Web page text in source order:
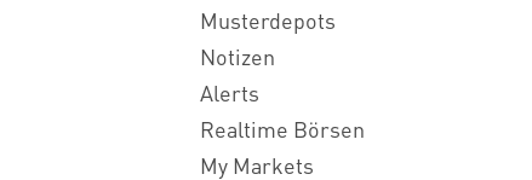
Musterdepots
Notizen
Alerts
Realtime Börsen
My Markets